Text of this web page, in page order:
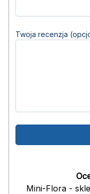
Twoja recenzja
Mini-Flora -